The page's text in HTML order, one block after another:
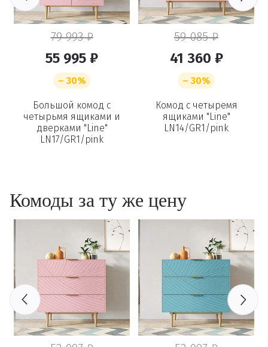
79 993 ₽
55 995 ₽
– 30%
Большой комод с
четырьмя ящиками и
дверками "Line"
LN17/GR1/pink
59 085 ₽
41 360 ₽
– 30%
Комод с четыремя
ящиками "Line"
LN14/GR1/pink
Комоды за ту же цену
Удаление
товаров
товар из корзины?
Удалить